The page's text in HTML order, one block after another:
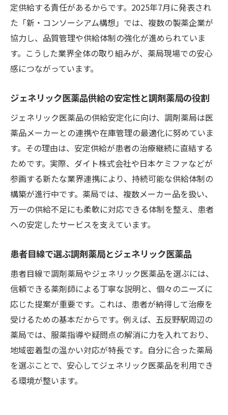
定供給する責任があるからです。2025年7月に発表され
た「新・コンソーシアム構想」では、複数の製薬企業が
協力し、品質管理や供給体制の強化が進められていま
す。こうした業界全体の取り組みが、薬局現場での安心
感につながっています。
ジェネリック医薬品供給の安定性と調剤薬局の役割
ジェネリック医薬品の供給安定化に向け、調剤薬局は医
薬品メーカーとの連携や在庫管理の最適化に努めていま
す。その理由は、安定供給が患者の治療継続に直結する
ためです。実際、ダイト株式会社や日本ケミファなどが
参画する新たな業界連携により、持続可能な供給体制の
構築が進行中です。薬局では、複数メーカー品を扱い、
万一の供給不足にも柔軟に対応できる体制を整え、患者
への安定したサービスを支えています。
患者目線で選ぶ調剤薬局とジェネリック医薬品
患者目線で調剤薬局やジェネリック医薬品を選ぶには、
信頼できる薬剤師による丁寧な説明と、個々のニーズに
応じた提案が重要です。これは、患者が納得して治療を
受けるための基本だからです。例えば、五反野駅周辺の
薬局では、服薬指導や疑問点の解消に力を入れており、
地域密着型の温かい対応が特長です。自分に合った薬局
を選ぶことで、安心してジェネリック医薬品を利用でき
る環境が整います。